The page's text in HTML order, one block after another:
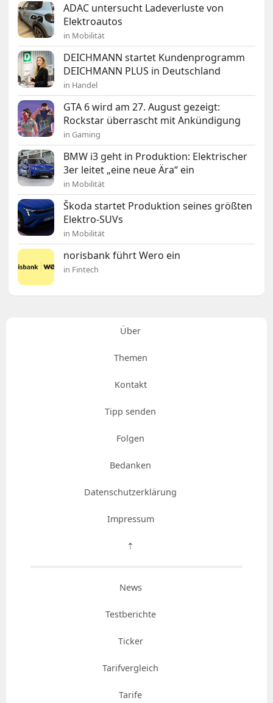
ADAC untersucht Ladeverluste von
Elektroautos
in Mobilität
DEICHMANN startet Kundenprogramm
DEICHMANN PLUS in Deutschland
in Handel
GTA 6 wird am 27. August gezeigt:
Rockstar überrascht mit Ankündigung
in Gaming
BMW i3 geht in Produktion: Elektrischer
3er leitet „eine neue Ära“ ein
in Mobilität
Škoda startet Produktion seines größten
Elektro-SUVs
in Mobilität
norisbank führt Wero ein
in Fintech
Über
Themen
Kontakt
Tipp senden
Folgen
Bedanken
Datenschutzerklärung
Impressum
⇡
News
Testberichte
Ticker
Tarifvergleich
Tarife